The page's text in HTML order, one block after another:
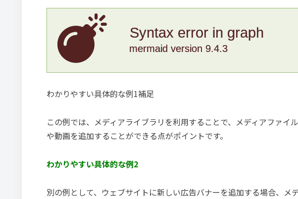
Syntax error in graph
mermaid version 9.4.3
わかりやすい具体的な例1補足
この例では、メディアライブラリを利用することで、メディアファイ
や動画を追加することができる点がポイントです。
わかりやすい具体的な例2
別の例として、ウェブサイトに新しい広告バナーを追加する場合、メ